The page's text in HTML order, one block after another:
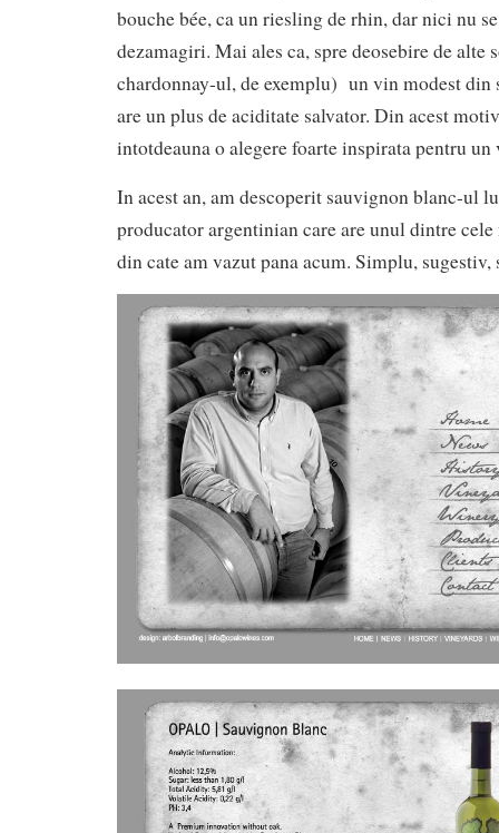
bouche bée, ca un riesling de rhin, dar nici nu
dezamagiri. Mai ales ca, spre deosebire de alte
chardonnay-ul, de exemplu) un vin modest din
are un plus de aciditate salvator. Din acest
intotdeauna o alegere foarte inspirata pentru
In acest an, am descoperit sauvignon blanc-ul
producator argentinian care are unul dintre
din cate am vazut pana acum. Simplu, sugestiv,